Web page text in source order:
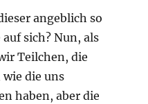
angeblich so
sich? Nun, als
Teilchen, die
die uns
haben, aber die